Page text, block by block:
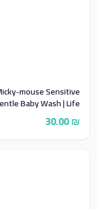
mouse Sensitive
Baby Wash | Life
Baby's₪ 30.00